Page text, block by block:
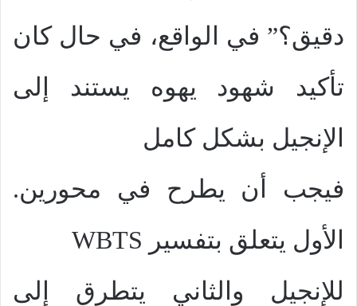
دقيق؟” في الواقع، في حال كان
تأكيد شهود يهوه يستند إلى
الإنجيل بشكل كامل
فيجب أن يطرح في محورين.
الأول يتعلق بتفسير WBTS
للإنجيل والثاني يتطرق إلى